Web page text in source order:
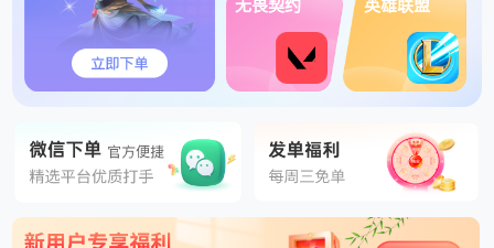
刚刚 开gua必提交法yuan 发布了王者荣耀200元的订单
1分钟前 纯纯小白兔发单 发布了王者荣耀250元的订单
1分钟前 有意v178.6787.7520 发布了王者荣耀180元的订单